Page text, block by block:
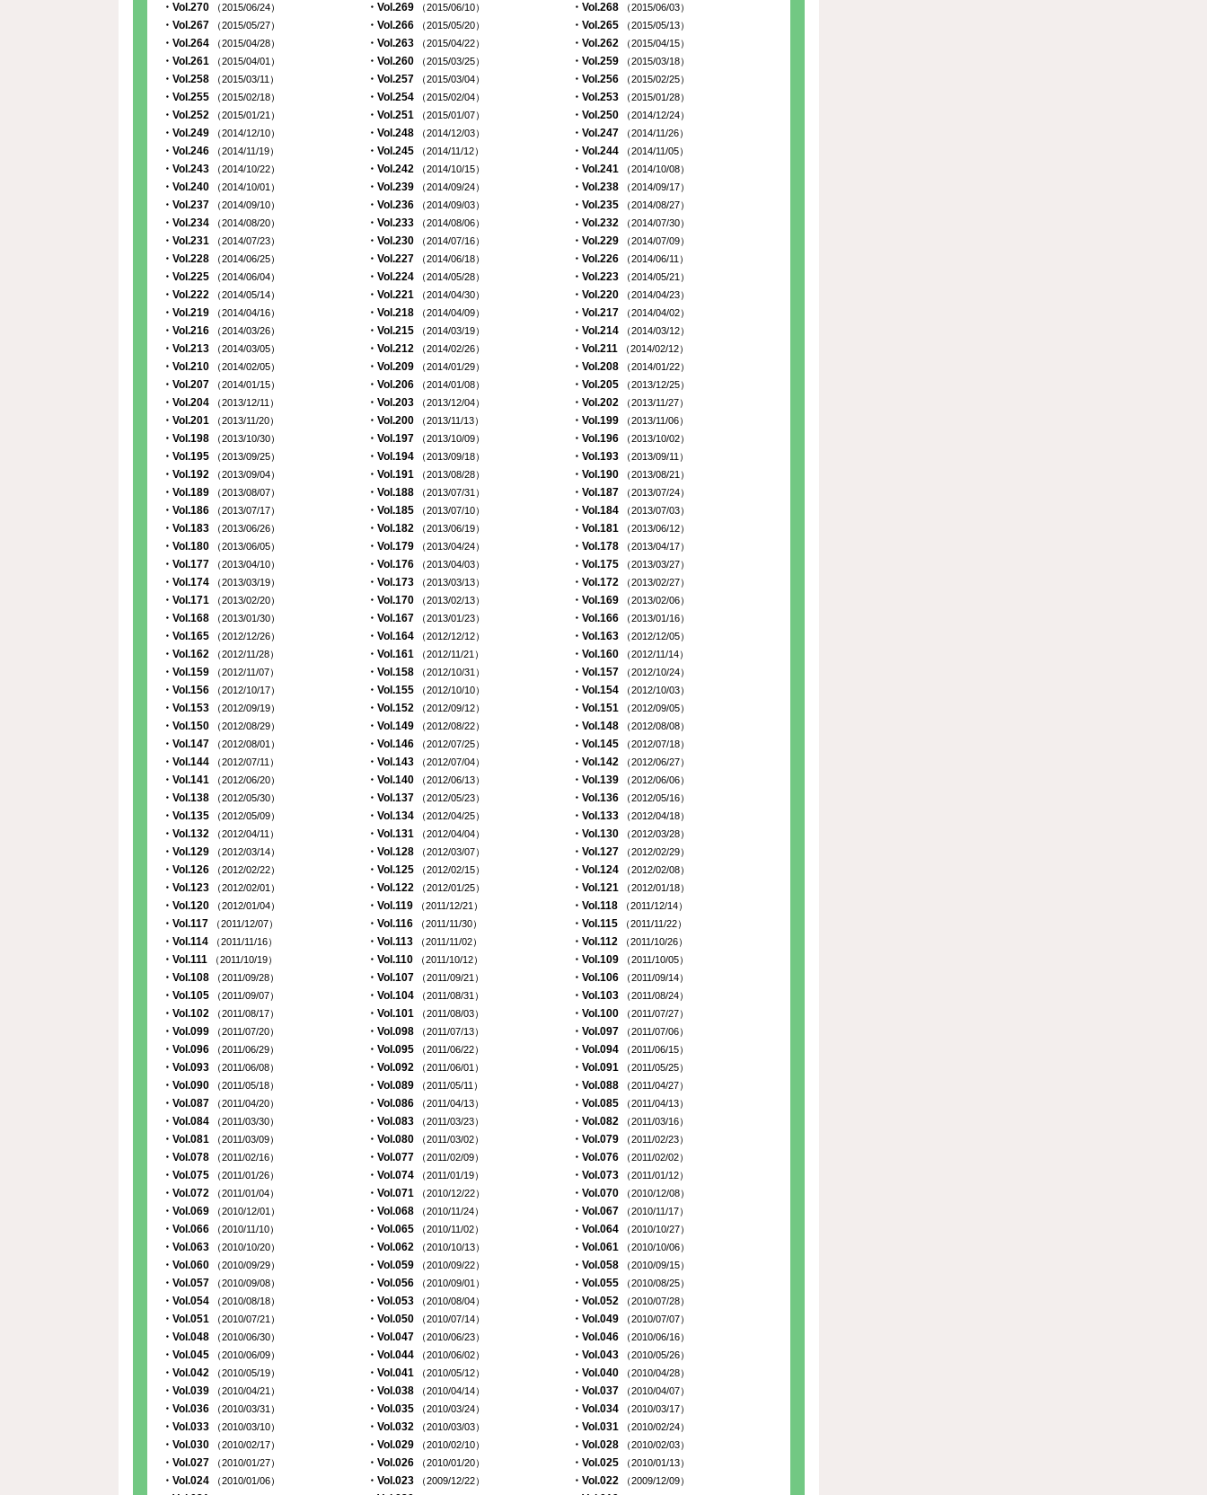
・Vol.270 （2015/06/24） ・Vol.269 （2015/06/10） ・Vol.268 （2015/06/03）
・Vol.267 （2015/05/27） ・Vol.266 （2015/05/20） ・Vol.265 （2015/05/13）
・Vol.264 （2015/04/28） ・Vol.263 （2015/04/22） ・Vol.262 （2015/04/15）
・Vol.261 （2015/04/01） ・Vol.260 （2015/03/25） ・Vol.259 （2015/03/18）
・Vol.258 （2015/03/11） ・Vol.257 （2015/03/04） ・Vol.256 （2015/02/25）
・Vol.255 （2015/02/18） ・Vol.254 （2015/02/04） ・Vol.253 （2015/01/28）
・Vol.252 （2015/01/21） ・Vol.251 （2015/01/07） ・Vol.250 （2014/12/24）
・Vol.249 （2014/12/10） ・Vol.248 （2014/12/03） ・Vol.247 （2014/11/26）
・Vol.246 （2014/11/19） ・Vol.245 （2014/11/12） ・Vol.244 （2014/11/05）
・Vol.243 （2014/10/22） ・Vol.242 （2014/10/15） ・Vol.241 （2014/10/08）
・Vol.240 （2014/10/01） ・Vol.239 （2014/09/24） ・Vol.238 （2014/09/17）
・Vol.237 （2014/09/10） ・Vol.236 （2014/09/03） ・Vol.235 （2014/08/27）
・Vol.234 （2014/08/20） ・Vol.233 （2014/08/06） ・Vol.232 （2014/07/30）
・Vol.231 （2014/07/23） ・Vol.230 （2014/07/16） ・Vol.229 （2014/07/09）
・Vol.228 （2014/06/25） ・Vol.227 （2014/06/18） ・Vol.226 （2014/06/11）
・Vol.225 （2014/06/04） ・Vol.224 （2014/05/28） ・Vol.223 （2014/05/21）
・Vol.222 （2014/05/14） ・Vol.221 （2014/04/30） ・Vol.220 （2014/04/23）
・Vol.219 （2014/04/16） ・Vol.218 （2014/04/09） ・Vol.217 （2014/04/02）
・Vol.216 （2014/03/26） ・Vol.215 （2014/03/19） ・Vol.214 （2014/03/12）
・Vol.213 （2014/03/05） ・Vol.212 （2014/02/26） ・Vol.211 （2014/02/12）
・Vol.210 （2014/02/05） ・Vol.209 （2014/01/29） ・Vol.208 （2014/01/22）
・Vol.207 （2014/01/15） ・Vol.206 （2014/01/08） ・Vol.205 （2013/12/25）
・Vol.204 （2013/12/11） ・Vol.203 （2013/12/04） ・Vol.202 （2013/11/27）
・Vol.201 （2013/11/20） ・Vol.200 （2013/11/13） ・Vol.199 （2013/11/06）
・Vol.198 （2013/10/30） ・Vol.197 （2013/10/09） ・Vol.196 （2013/10/02）
・Vol.195 （2013/09/25） ・Vol.194 （2013/09/18） ・Vol.193 （2013/09/11）
・Vol.192 （2013/09/04） ・Vol.191 （2013/08/28） ・Vol.190 （2013/08/21）
・Vol.189 （2013/08/07） ・Vol.188 （2013/07/31） ・Vol.187 （2013/07/24）
・Vol.186 （2013/07/17） ・Vol.185 （2013/07/10） ・Vol.184 （2013/07/03）
・Vol.183 （2013/06/26） ・Vol.182 （2013/06/19） ・Vol.181 （2013/06/12）
・Vol.180 （2013/06/05） ・Vol.179 （2013/04/24） ・Vol.178 （2013/04/17）
・Vol.177 （2013/04/10） ・Vol.176 （2013/04/03） ・Vol.175 （2013/03/27）
・Vol.174 （2013/03/19） ・Vol.173 （2013/03/13） ・Vol.172 （2013/02/27）
・Vol.171 （2013/02/20） ・Vol.170 （2013/02/13） ・Vol.169 （2013/02/06）
・Vol.168 （2013/01/30） ・Vol.167 （2013/01/23） ・Vol.166 （2013/01/16）
・Vol.165 （2012/12/26） ・Vol.164 （2012/12/12） ・Vol.163 （2012/12/05）
・Vol.162 （2012/11/28） ・Vol.161 （2012/11/21） ・Vol.160 （2012/11/14）
・Vol.159 （2012/11/07） ・Vol.158 （2012/10/31） ・Vol.157 （2012/10/24）
・Vol.156 （2012/10/17） ・Vol.155 （2012/10/10） ・Vol.154 （2012/10/03）
・Vol.153 （2012/09/19） ・Vol.152 （2012/09/12） ・Vol.151 （2012/09/05）
・Vol.150 （2012/08/29） ・Vol.149 （2012/08/22） ・Vol.148 （2012/08/08）
・Vol.147 （2012/08/01） ・Vol.146 （2012/07/25） ・Vol.145 （2012/07/18）
・Vol.144 （2012/07/11） ・Vol.143 （2012/07/04） ・Vol.142 （2012/06/27）
・Vol.141 （2012/06/20） ・Vol.140 （2012/06/13） ・Vol.139 （2012/06/06）
・Vol.138 （2012/05/30） ・Vol.137 （2012/05/23） ・Vol.136 （2012/05/16）
・Vol.135 （2012/05/09） ・Vol.134 （2012/04/25） ・Vol.133 （2012/04/18）
・Vol.132 （2012/04/11） ・Vol.131 （2012/04/04） ・Vol.130 （2012/03/28）
・Vol.129 （2012/03/14） ・Vol.128 （2012/03/07） ・Vol.127 （2012/02/29）
・Vol.126 （2012/02/22） ・Vol.125 （2012/02/15） ・Vol.124 （2012/02/08）
・Vol.123 （2012/02/01） ・Vol.122 （2012/01/25） ・Vol.121 （2012/01/18）
・Vol.120 （2012/01/04） ・Vol.119 （2011/12/21） ・Vol.118 （2011/12/14）
・Vol.117 （2011/12/07） ・Vol.116 （2011/11/30） ・Vol.115 （2011/11/22）
・Vol.114 （2011/11/16） ・Vol.113 （2011/11/02） ・Vol.112 （2011/10/26）
・Vol.111 （2011/10/19） ・Vol.110 （2011/10/12） ・Vol.109 （2011/10/05）
・Vol.108 （2011/09/28） ・Vol.107 （2011/09/21） ・Vol.106 （2011/09/14）
・Vol.105 （2011/09/07） ・Vol.104 （2011/08/31） ・Vol.103 （2011/08/24）
・Vol.102 （2011/08/17） ・Vol.101 （2011/08/03） ・Vol.100 （2011/07/27）
・Vol.099 （2011/07/20） ・Vol.098 （2011/07/13） ・Vol.097 （2011/07/06）
・Vol.096 （2011/06/29） ・Vol.095 （2011/06/22） ・Vol.094 （2011/06/15）
・Vol.093 （2011/06/08） ・Vol.092 （2011/06/01） ・Vol.091 （2011/05/25）
・Vol.090 （2011/05/18） ・Vol.089 （2011/05/11） ・Vol.088 （2011/04/27）
・Vol.087 （2011/04/20） ・Vol.086 （2011/04/13） ・Vol.085 （2011/04/13）
・Vol.084 （2011/03/30） ・Vol.083 （2011/03/23） ・Vol.082 （2011/03/16）
・Vol.081 （2011/03/09） ・Vol.080 （2011/03/02） ・Vol.079 （2011/02/23）
・Vol.078 （2011/02/16） ・Vol.077 （2011/02/09） ・Vol.076 （2011/02/02）
・Vol.075 （2011/01/26） ・Vol.074 （2011/01/19） ・Vol.073 （2011/01/12）
・Vol.072 （2011/01/04） ・Vol.071 （2010/12/22） ・Vol.070 （2010/12/08）
・Vol.069 （2010/12/01） ・Vol.068 （2010/11/24） ・Vol.067 （2010/11/17）
・Vol.066 （2010/11/10） ・Vol.065 （2010/11/02） ・Vol.064 （2010/10/27）
・Vol.063 （2010/10/20） ・Vol.062 （2010/10/13） ・Vol.061 （2010/10/06）
・Vol.060 （2010/09/29） ・Vol.059 （2010/09/22） ・Vol.058 （2010/09/15）
・Vol.057 （2010/09/08） ・Vol.056 （2010/09/01） ・Vol.055 （2010/08/25）
・Vol.054 （2010/08/18） ・Vol.053 （2010/08/04） ・Vol.052 （2010/07/28）
・Vol.051 （2010/07/21） ・Vol.050 （2010/07/14） ・Vol.049 （2010/07/07）
・Vol.048 （2010/06/30） ・Vol.047 （2010/06/23） ・Vol.046 （2010/06/16）
・Vol.045 （2010/06/09） ・Vol.044 （2010/06/02） ・Vol.043 （2010/05/26）
・Vol.042 （2010/05/19） ・Vol.041 （2010/05/12） ・Vol.040 （2010/04/28）
・Vol.039 （2010/04/21） ・Vol.038 （2010/04/14） ・Vol.037 （2010/04/07）
・Vol.036 （2010/03/31） ・Vol.035 （2010/03/24） ・Vol.034 （2010/03/17）
・Vol.033 （2010/03/10） ・Vol.032 （2010/03/03） ・Vol.031 （2010/02/24）
・Vol.030 （2010/02/17） ・Vol.029 （2010/02/10） ・Vol.028 （2010/02/03）
・Vol.027 （2010/01/27） ・Vol.026 （2010/01/20） ・Vol.025 （2010/01/13）
・Vol.024 （2010/01/06） ・Vol.023 （2009/12/22） ・Vol.022 （2009/12/09）